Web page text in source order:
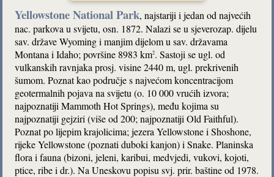
Yellowstone National Park, najstariji i jedan od najvećih
nac. parkova u svijetu, osn. 1872. Nalazi se u sjeverozap. dijelu
sav. države Wyoming i manjim dijelom u sav. državama
Montana i Idaho; površine 8983 km2. Sastoji se ugl. od
vulkanskih ravnjaka prosj. visine 2440 m, ugl. prekrivenih
šumom. Poznat kao područje s najvećom koncentracijom
geotermalnih pojava na svijetu (o. 10 000 vrućih izvora;
najpoznatiji Mammoth Hot Springs), među kojima su
najpoznatiji gejziri (više od 200; najpoznatiji Old Faithful).
Poznat po lijepim krajolicima; jezera Yellowstone i Shoshone,
rijeke Yellowstone (poznati duboki kanjon) i Snake. Planinska
flora i fauna (bizoni, jeleni, karibui, medvjedi, vukovi, kojoti,
ptice, ribe i dr.). Na Uneskovu popisu svj. prir. baštine od 1978.